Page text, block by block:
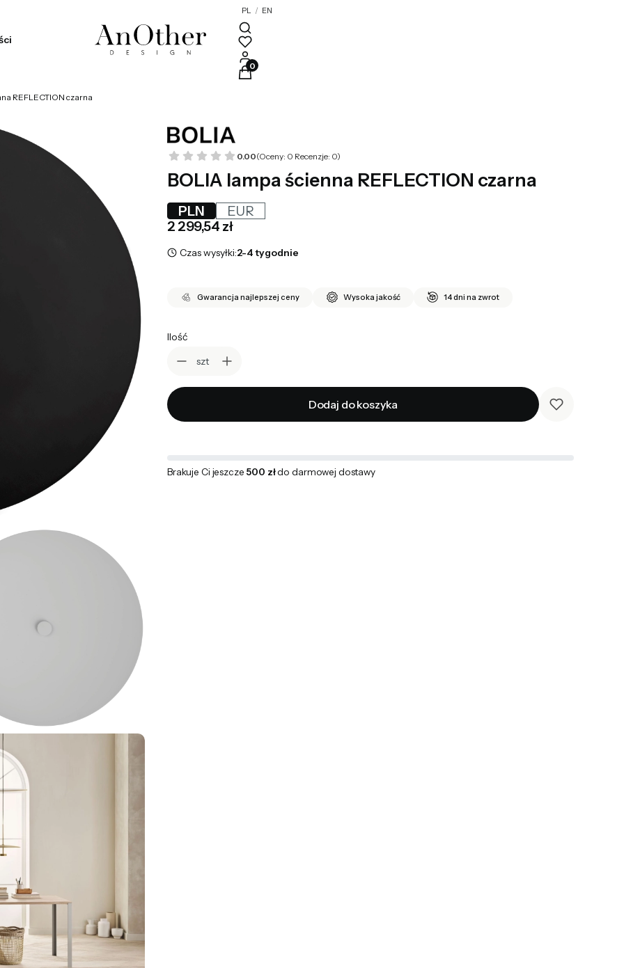
PL / EN
Produkty w koszyku: 0. Zobacz szczegóły
REFLECTION czarna
0.00(Oceny: 0 Recenzje: 0)
BOLIA lampa ścienna REFLECTION czarna
PLN
EUR
Cena
2 299,54 zł
Czas wysyłki:2-4 tygodnie
Gwarancja najlepszej ceny Wysoka jakość 14 dni na zwrot
Ilość
szt
Dodaj do koszyka
Brakuje Ci jeszcze 500 złdo darmowej dostawy